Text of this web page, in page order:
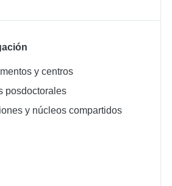
y centros
posdoctorales
y núcleos compartidos